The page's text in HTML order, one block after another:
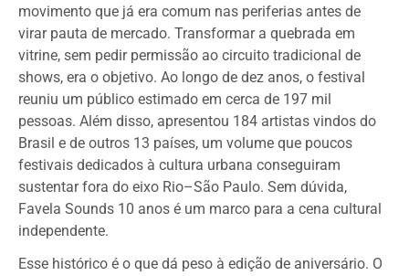
movimento que já era comum nas periferias antes de
virar pauta de mercado. Transformar a quebrada em
vitrine, sem pedir permissão ao circuito tradicional de
shows, era o objetivo. Ao longo de dez anos, o festival
reuniu um público estimado em cerca de 197 mil
pessoas. Além disso, apresentou 184 artistas vindos do
Brasil e de outros 13 países, um volume que poucos
festivais dedicados à cultura urbana conseguiram
sustentar fora do eixo Rio–São Paulo. Sem dúvida,
Favela Sounds 10 anos é um marco para a cena cultural
independente.
Esse histórico é o que dá peso à edição de aniversário. O